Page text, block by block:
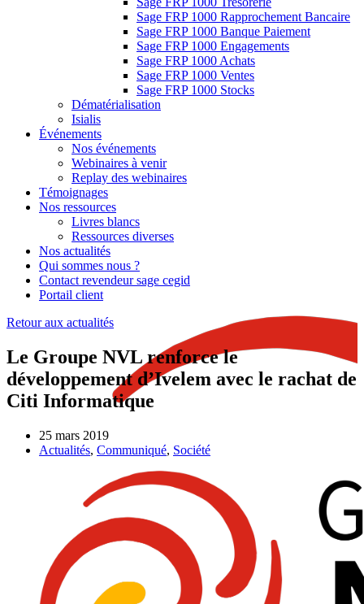
Sage FRP 1000 Rapprochement Bancaire
Sage FRP 1000 Banque Paiement
Sage FRP 1000 Engagements
Sage FRP 1000 Achats
Sage FRP 1000 Ventes
Sage FRP 1000 Stocks
Dématérialisation
Isialis
Événements
Nos événements
Webinaires à venir
Replay des webinaires
Témoignages
Nos ressources
Livres blancs
Ressources diverses
Nos actualités
Qui sommes nous ?
Contact revendeur sage cegid
Portail client
Retour aux actualités
Le Groupe NVL renforce le
développement d’Ivelem avec le rachat de
Citi Informatique
25 mars 2019
Actualités, Communiqué, Société